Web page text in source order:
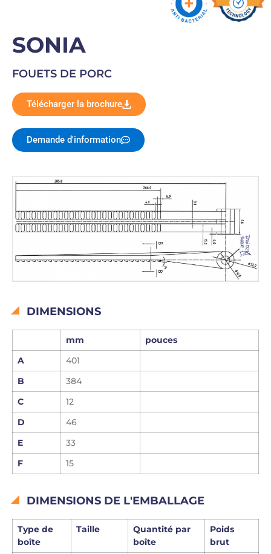
SONIA
FOUETS DE PORC
Télécharger la brochure
Demande d'information
DIMENSIONS
mm
pouces
A
401
B
384
C
12
D
46
E
33
F
15
DIMENSIONS DE L'EMBALLAGE
Type de
boîte
Taille
Quantité par
boîte
Poids
brut